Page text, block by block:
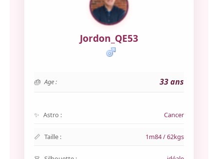
Jordon_QE53
Age : 33 ans
Astro : Cancer
Taille : 1m84 / 62kgs